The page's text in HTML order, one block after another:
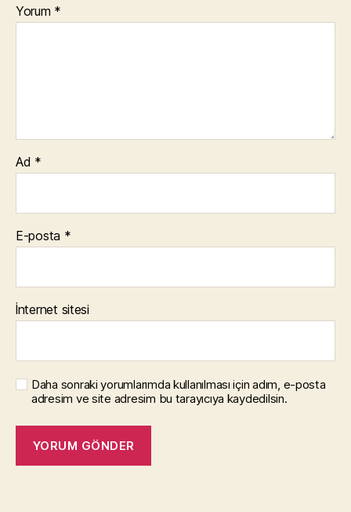
Yorum *
Ad *
E-posta *
İnternet sitesi
Daha sonraki yorumlarımda kullanılması için adım, e-posta
adresim ve site adresim bu tarayıcıya kaydedilsin.